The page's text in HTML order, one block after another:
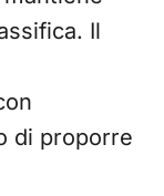
Il
di proporre